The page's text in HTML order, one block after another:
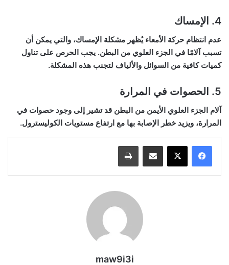
4. الإمساك
عدم انتظام حركة الأمعاء يُظهر مشكلة الإمساك، والتي يمكن أن
تسبب آلامًا في الجزء العلوي من البطن. يجب الحرص على تناول
كميات كافية من السوائل والألياف لتجنب هذه المشكلة.
5. الحصوات في المرارة
آلام الجزء العلوي الأيمن من البطن قد تشير إلى وجود حصوات في
المرارة، ويزيد خطر الإصابة بها مع ارتفاع مستويات الكوليسترول.
مشاركة عبر البريد طباعة
maw9i3i